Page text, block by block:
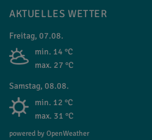
AKTUELLES WETTER
Freitag, 07.08.
min. 14 °C
max. 27 °C
Samstag, 08.08.
min. 12 °C
max. 31 °C
powered by OpenWeather